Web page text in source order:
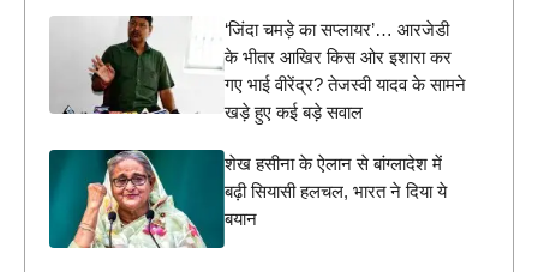
‘जिंदा चमड़े का सप्लायर’… आरजेडी
के भीतर आखिर किस ओर इशारा कर
गए भाई वीरेंद्र? तेजस्वी यादव के सामने
खड़े हुए कई बड़े सवाल
शेख हसीना के ऐलान से बांग्लादेश में
बढ़ी सियासी हलचल, भारत ने दिया ये
बयान